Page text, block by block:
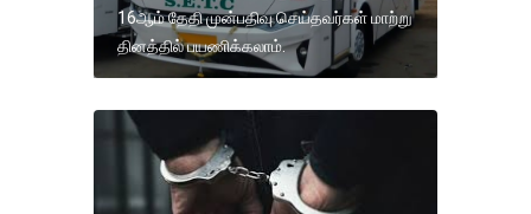
16ஆம் தேதி முன்பதிவு செய்தவர்கள் மாற்று
தினத்தில் பயணிக்கலாம்.